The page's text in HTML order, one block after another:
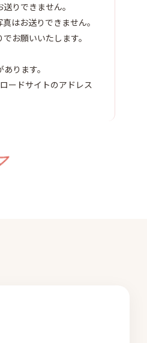
りできません。
はお送りできません。
お願いいたします。
ります。
ードサイトのアドレス